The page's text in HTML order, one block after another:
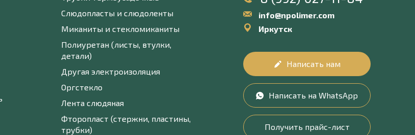
Слюдопласты и слюдоленты
Миканиты и стекломиканиты
Полиуретан (листы, втулки,
детали)
Другая электроизоляция
Оргстекло
Лента слюдяная
Фторопласт (стержни, пластины,
трубки)
info@npolimer.com
Иркутск
Написать нам
Написать на WhatsApp
Получить прайс-лист